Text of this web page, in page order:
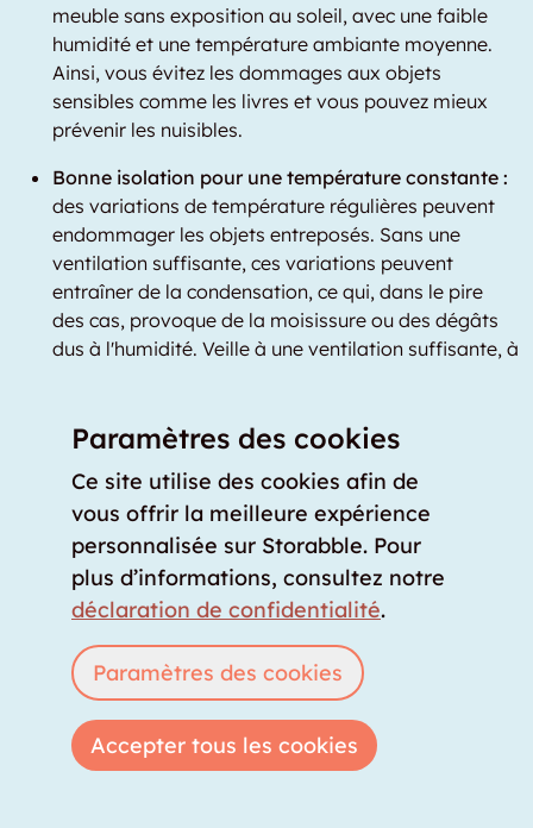
meuble sans exposition au soleil, avec une faible
humidité et une température ambiante moyenne.
Ainsi, vous évitez les dommages aux objets
sensibles comme les livres et vous pouvez mieux
prévenir les nuisibles.
Bonne isolation pour une température constante :
des variations de température régulières peuvent
endommager les objets entreposés. Sans une
ventilation suffisante, ces variations peuvent
entraîner de la condensation, ce qui, dans le pire
des cas, provoque de la moisissure ou des dégâts
dus à l'humidité. Veille à une ventilation suffisante, à
Faites attention aux possibilités d'accès :
souhaitez entreposer de grands meubles, l'accès
doit être suffisamment large. Faites attention aux
dimensions exactes des ascenseurs, des cages
d'escalier, des portes et des couloirs pour pouvoir
également entreposer vos objets encombrants
dans le garde-meuble.
Mesures de sécurité :les mesures de protection
contre les incendies sont un must absolu dans
chaque bâtiment. Veille également aux mesures de
sécurité que le fournisseur de stockage a prises
Paramètres des cookies
Ce site utilise des cookies afin de
vous offrir la meilleure expérience
personnalisée sur Storabble. Pour
plus d’informations, consultez notre
déclaration de confidentialité.
Paramètres des cookies
Accepter tous les cookies